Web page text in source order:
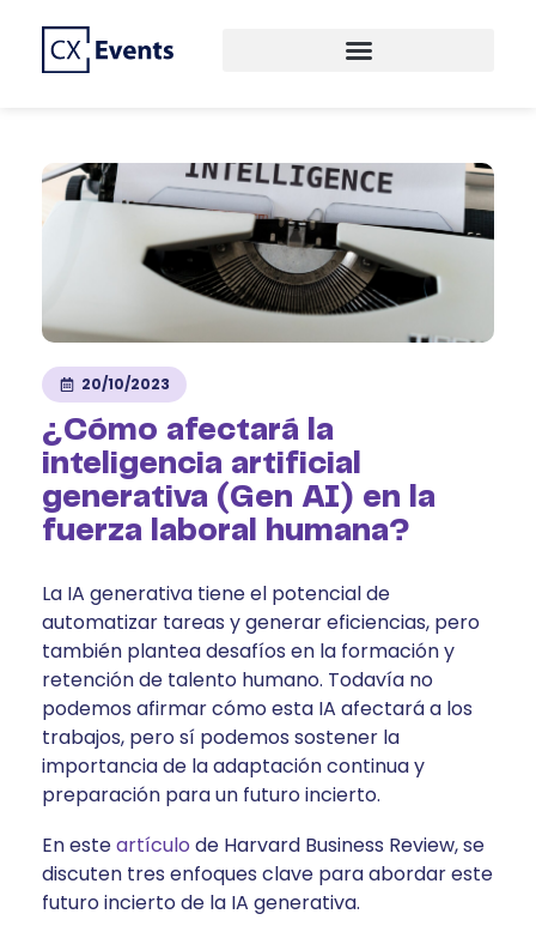
20/10/2023
¿Cómo afectará la
inteligencia artificial
generativa (Gen AI) en la
fuerza laboral humana?
La IA generativa tiene el potencial de
automatizar tareas y generar eficiencias, pero
también plantea desafíos en la formación y
retención de talento humano. Todavía no
podemos afirmar cómo esta IA afectará a los
trabajos, pero sí podemos sostener la
importancia de la adaptación continua y
preparación para un futuro incierto.
En esteartículo de Harvard Business Review, se
discuten tres enfoques clave para abordar este
futuro incierto de la IA generativa.